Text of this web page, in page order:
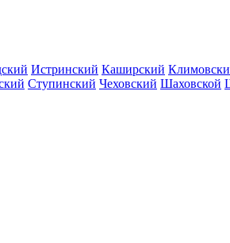
Истринский Каширский
Ступинский Чеховский Шаховской